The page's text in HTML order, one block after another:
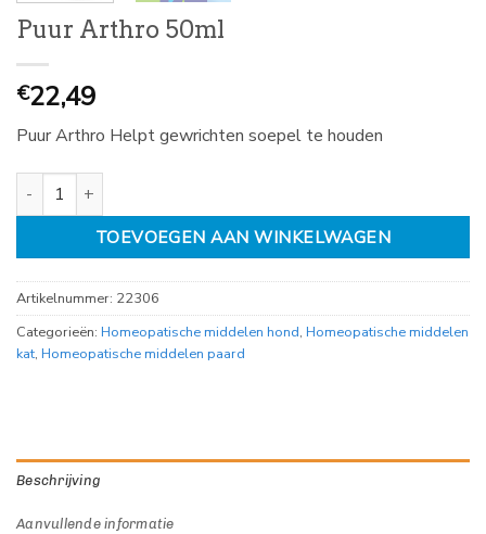
Puur Arthro 50ml
€22,49
Puur Arthro Helpt gewrichten soepel te houden
Puur Arthro 50ml aantal
TOEVOEGEN AAN WINKELWAGEN
Artikelnummer: 22306
Categorieën: Homeopatische middelen hond, Homeopatische middelen
kat, Homeopatische middelen paard
Beschrijving
Aanvullende informatie